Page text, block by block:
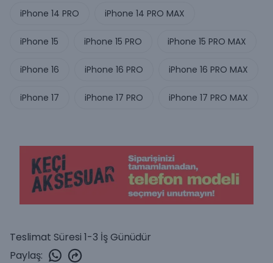
iPhone 14 PRO iPhone 14 PRO MAX
iPhone 15 iPhone 15 PRO iPhone 15 PRO MAX
iPhone 16 iPhone 16 PRO iPhone 16 PRO MAX
iPhone 17 iPhone 17 PRO iPhone 17 PRO MAX
Teslimat Süresi 1-3 İş Günüdür
Paylaş: